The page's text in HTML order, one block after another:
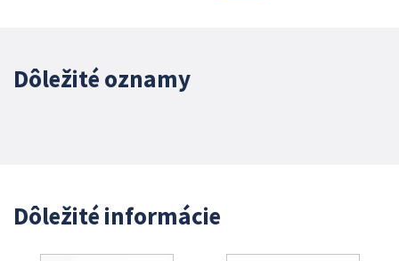
Dôležité oznamy
Dôležité informácie